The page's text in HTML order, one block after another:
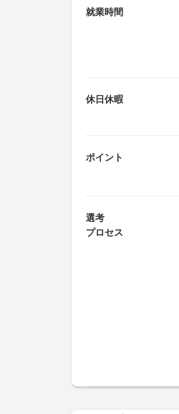
就業時間
休日休暇
ポイント
選考
プロセス